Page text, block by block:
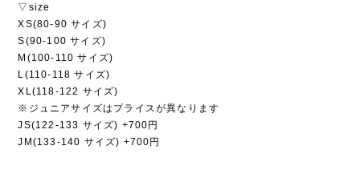
▽size
XS(80-90 サイズ)
S(90-100 サイズ)
M(100-110 サイズ)
L(110-118 サイズ)
XL(118-122 サイズ)
※ジュニアサイズはプライスが異なります
JS(122-133 サイズ) +700円
JM(133-140 サイズ) +700円